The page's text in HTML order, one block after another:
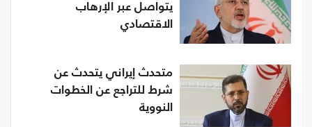
يتواصل عبر الإرهاب
الاقتصادي
متحدث إيراني يتحدث عن
شرط للتراجع عن الخطوات
النووية